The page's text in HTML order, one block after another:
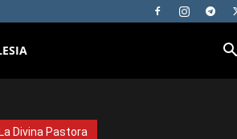
La Divina Pastora